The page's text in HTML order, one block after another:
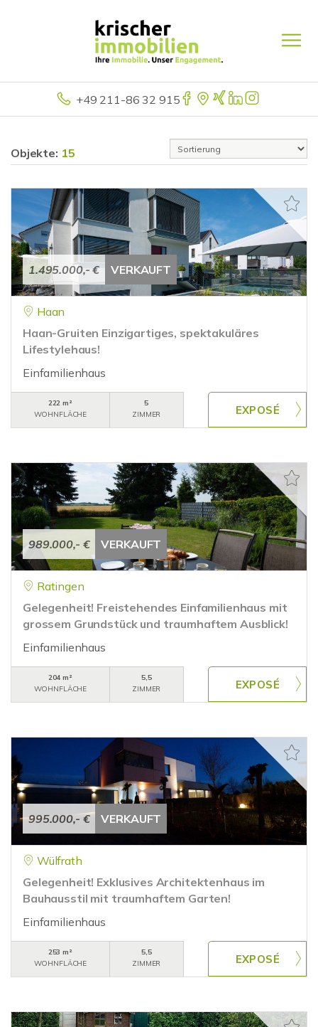
+49 211-86 32 915
Objekte: 15
1.495.000,- € VERKAUFT
Haan
Haan-Gruiten Einzigartiges, spektakuläres
Lifestylehaus!
Einfamilienhaus
222 m²
WOHNFLÄCHE
5
ZIMMER
989.000,- € VERKAUFT
Ratingen
Gelegenheit! Freistehendes Einfamilienhaus mit
grossem Grundstück und traumhaftem Ausblick!
Einfamilienhaus
204 m²
WOHNFLÄCHE
5,5
ZIMMER
995.000,- € VERKAUFT
Wülfrath
Gelegenheit! Exklusives Architektenhaus im
Bauhausstil mit traumhaftem Garten!
Einfamilienhaus
253 m²
WOHNFLÄCHE
5,5
ZIMMER